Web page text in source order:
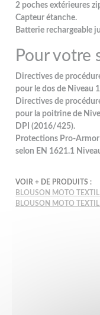
2 poches extérieures
Capteur étanche.
Batterie rechargeable
Pour votre
Directives de
pour le dos de Niveau
Directives de
pour la poitrine de
DPI (2016/425).
Protections Pro-Armor
selon EN 1621.1
VOIR + DE PRODUITS :
BLOUSON MOTO
BLOUSON MOTO